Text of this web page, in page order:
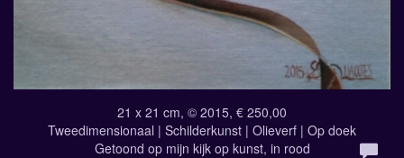
21 x 21 cm, © 2015, € 250,00
Tweedimensionaal | Schilderkunst | Olieverf | Op doek
Getoond op mijn kijk op kunst, in rood